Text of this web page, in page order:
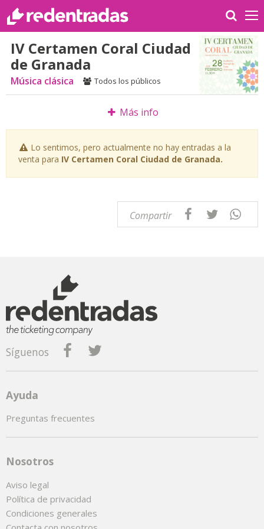
IV Certamen Coral Ciudad
de Granada
Música clásica Todos los públicos
Más info
Lo sentimos, pero actualmente no hay entradas a la
venta para IV Certamen Coral Ciudad de Granada.
Compartir
Síguenos
Ayuda
Preguntas frecuentes
Nosotros
Aviso legal
Política de privacidad
Condiciones generales